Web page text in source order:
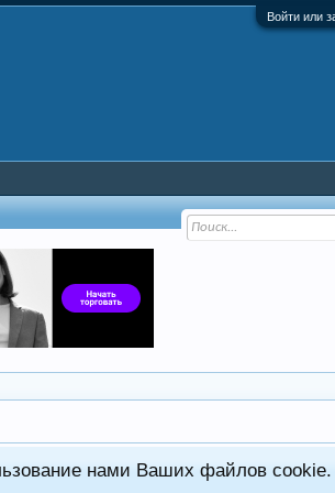
Войти или
нами Ваших файлов